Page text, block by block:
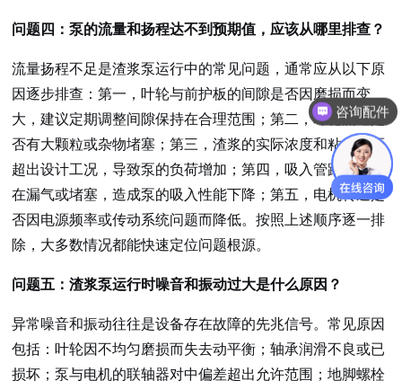
问题四：泵的流量和扬程达不到预期值，应该从哪里排查？
流量扬程不足是渣浆泵运行中的常见问题，通常应从以下原
因逐步排查：第一，叶轮与前护板的间隙是否因磨损而变
大，建议定期调整间隙保持在合理范围；第二，叶轮流道是
否有大颗粒或杂物堵塞；第三，渣浆的实际浓度和粘度是否
超出设计工况，导致泵的负荷增加；第四，吸入管路是否存
在漏气或堵塞，造成泵的吸入性能下降；第五，电机转速是
否因电源频率或传动系统问题而降低。按照上述顺序逐一排
除，大多数情况都能快速定位问题根源。
问题五：渣浆泵运行时噪音和振动过大是什么原因？
异常噪音和振动往往是设备存在故障的先兆信号。常见原因
包括：叶轮因不均匀磨损而失去动平衡；轴承润滑不良或已
损坏；泵与电机的联轴器对中偏差超出允许范围；地脚螺栓
咨询配件